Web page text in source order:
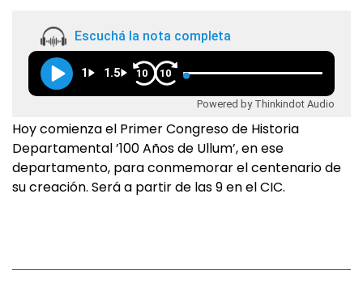
Escuchá la nota completa
1 1.5 10 10
Powered by Thinkindot Audio
Hoy comienza el Primer Congreso de Historia
Departamental ’100 Años de Ullum’, en ese
departamento, para conmemorar el centenario de
su creación. Será a partir de las 9 en el CIC.